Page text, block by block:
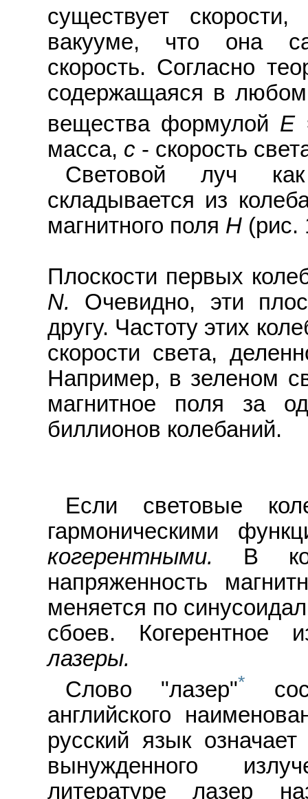
существует
вакууме, что она
скорость. Согласно
содержащаяся в
вещества формулой E
масса, c - скорость
Световой луч как
складывается из
магнитного поля Н(рис.
Плоскости первых
N. Очевидно, эти
другу. Частоту этих
скорости света,
Например, в зеленом
магнитное поля за
биллионов колебаний.
Если световые
гармоническими
когерентными. В
напряженность
меняется по
сбоев. Когерентное
лазеры.
Слово "лазер"*
английского
русский язык
вынужденного
литературе лазер